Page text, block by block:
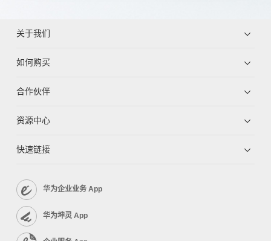
关于我们
如何购买
合作伙伴
资源中心
快速链接
华为企业业务 App
华为坤灵 App